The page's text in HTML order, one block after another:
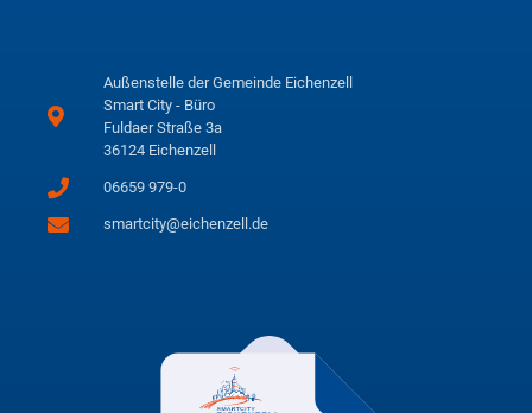
Außenstelle der Gemeinde Eichenzell
Smart City - Büro
Fuldaer Straße 3a
36124 Eichenzell
06659 979-0
smartcity@eichenzell.de